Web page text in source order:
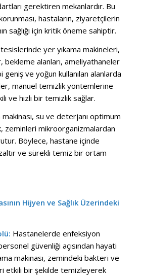
gerektiren mekanlardır. Bu
hastaların, ziyaretçilerin
sağlığı için kritik öneme sahiptir.
yer yıkama makineleri,
bekleme alanları, ameliyathaneler
geniş ve yoğun kullanılan alanlarda
manuel temizlik yöntemlerine
ve hızlı bir temizlik sağlar.
su ve deterjanı optimum
zeminleri mikroorganizmalardan
Böylece, hastane içinde
ve sürekli temiz bir ortam
Hijyen ve Sağlık Üzerindeki
Hastanelerde enfeksiyon
güvenliği açısından hayati
makinası, zemindeki bakteri ve
etkili bir şekilde temizleyerek